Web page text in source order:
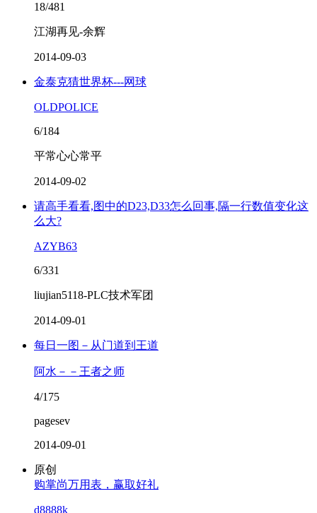
18/481
江湖再见-余辉
2014-09-03
金泰克猜世界杯---网球
OLDPOLICE
6/184
平常心心常平
2014-09-02
请高手看看,图中的D23,D33怎么回事,隔一行数值变化这
么大?
AZYB63
6/331
liujian5118-PLC技术军团
2014-09-01
每日一图－从门道到王道
阿水－－王者之师
4/175
pagesev
2014-09-01
原创
购掌尚万用表，赢取好礼
d8888k